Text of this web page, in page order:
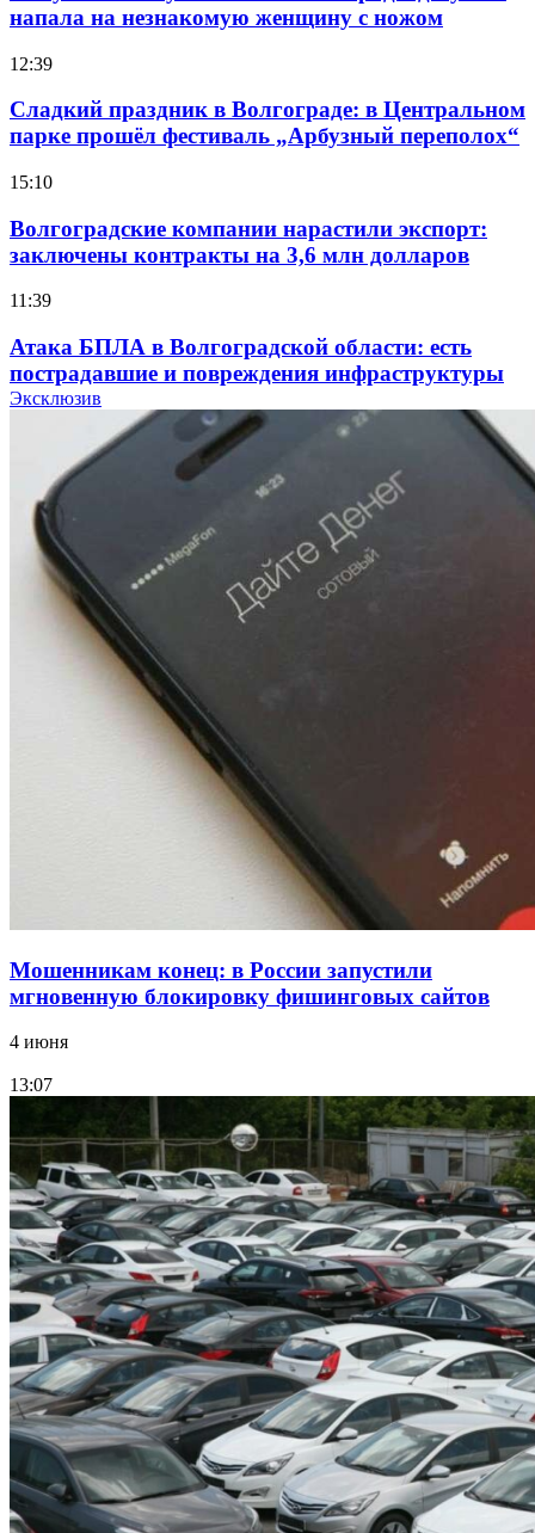
напала на незнакомую женщину с ножом
12:39
Сладкий праздник в Волгограде: в Центральном
парке прошёл фестиваль „Арбузный переполох“
15:10
Волгоградские компании нарастили экспорт:
заключены контракты на 3,6 млн долларов
11:39
Атака БПЛА в Волгоградской области: есть
пострадавшие и повреждения инфраструктуры
Волгоградские вузы в топе зарплатного
рейтинга: ВолгГТУ и ВолгГМУ вошли в топ‑15
для химической отрасли и фармацевтики
18:39
В Красноармейском районе Волгограда стартует
конкурс на ремонт моста через Волго‑Донской
судоходный канал
Фестиваль #ТриЧетыре в Волгограде пройдёт
11–13 сентября в рамках Года единства народов
Эксклюзив
Мошенникам конец: в России запустили
мгновенную блокировку фишинговых сайтов
4 июня
13:07